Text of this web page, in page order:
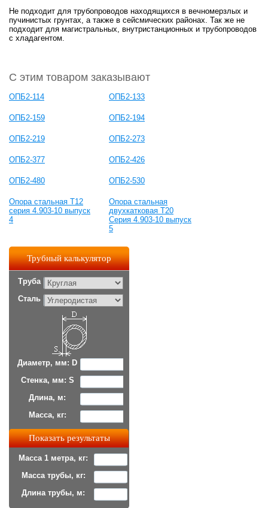
Не подходит для трубопроводов находящихся в вечномерзлых и
пучинистых грунтах, а также в сейсмических районах. Так же не
подходит для магистральных, внутристанционных и трубопроводов
с хладагентом.
С этим товаром заказывают
ОПБ2-114 ОПБ2-133
ОПБ2-159 ОПБ2-194
ОПБ2-219 ОПБ2-273
ОПБ2-377 ОПБ2-426
ОПБ2-480 ОПБ2-530
Опора стальная Т12
серия 4.903-10 выпуск
4
Опора стальная
двухкатковая Т20
Серия 4.903-10 выпуск
5
Трубный калькулятор
Труба
Сталь
Диаметр, мм: D
Стенка, мм: S
Длина, м:
Масса, кг:
Масса 1 метра, кг:
Масса трубы, кг:
Длина трубы, м: